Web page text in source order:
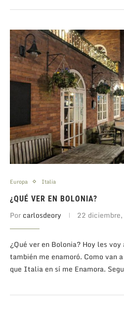
Europa Italia
¿QUÉ VER EN BOLONIA?
Por carlosdeory 22
¿Qué ver en Bolonia? Hoy les
también me enamoró. Como van
que Italia en sí me Enamora.